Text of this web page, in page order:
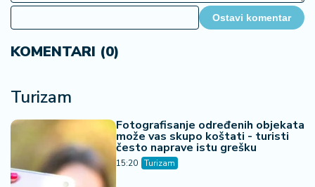
Ostavi komentar
KOMENTARI (0)
Turizam
Fotografisanje određenih objekata
može vas skupo koštati - turisti
često naprave istu grešku
15:20 Turizam